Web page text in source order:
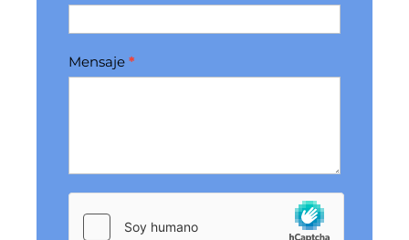
Mensaje *